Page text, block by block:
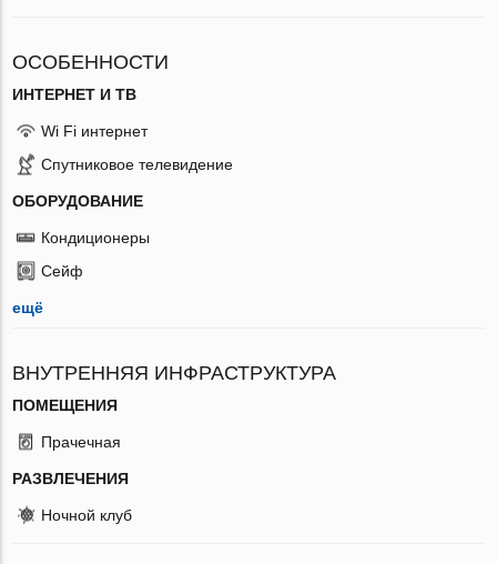
ОСОБЕННОСТИ
ИНТЕРНЕТ И ТВ
Wi Fi интернет
Спутниковое телевидение
ОБОРУДОВАНИЕ
Кондиционеры
Сейф
ещё
ВНУТРЕННЯЯ ИНФРАСТРУКТУРА
ПОМЕЩЕНИЯ
Прачечная
РАЗВЛЕЧЕНИЯ
Ночной клуб